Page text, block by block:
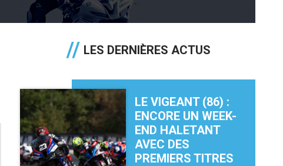
LES DERNIÈRES ACTUS
LE VIGEANT (86) :
ENCORE UN WEEK-
END HALETANT
AVEC DES
PREMIERS TITRES